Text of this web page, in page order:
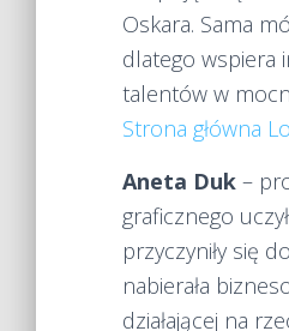
Oskara. Sama
dlatego wspiera
talentów w
Strona główna
Aneta Duk –
graficznego
przyczyniły się
nabierała
działającej na